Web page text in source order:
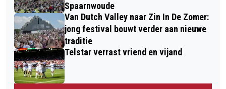
Spaarnwoude
Van Dutch Valley naar Zin In De Zomer:
jong festival bouwt verder aan nieuwe
traditie
Telstar verrast vriend en vijand